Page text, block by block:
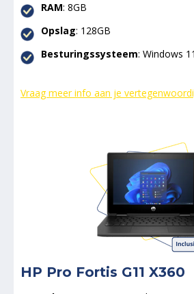
RAM: 8GB
Opslag: 128GB
Besturingssysteem: Windows
Vraag meer info aan je
HP Pro Fortis G11 X360